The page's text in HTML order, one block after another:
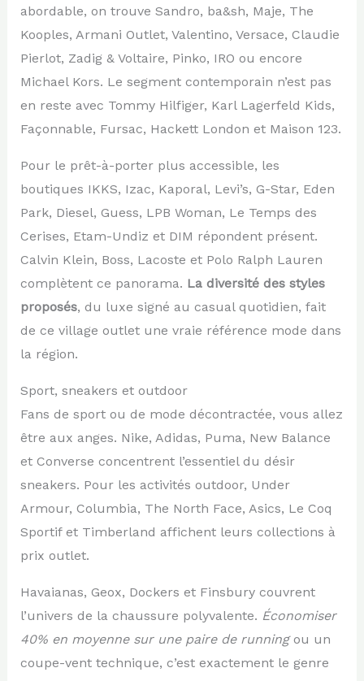
abordable, on trouve Sandro, ba&sh, Maje, The
Kooples, Armani Outlet, Valentino, Versace, Claudie
Pierlot, Zadig & Voltaire, Pinko, IRO ou encore
Michael Kors. Le segment contemporain n’est pas
en reste avec Tommy Hilfiger, Karl Lagerfeld Kids,
Façonnable, Fursac, Hackett London et Maison 123.
Pour le prêt-à-porter plus accessible, les
boutiques IKKS, Izac, Kaporal, Levi’s, G-Star, Eden
Park, Diesel, Guess, LPB Woman, Le Temps des
Cerises, Etam-Undiz et DIM répondent présent.
Calvin Klein, Boss, Lacoste et Polo Ralph Lauren
complètent ce panorama. La diversité des styles
proposés, du luxe signé au casual quotidien, fait
de ce village outlet une vraie référence mode dans
la région.
Sport, sneakers et outdoor
Fans de sport ou de mode décontractée, vous allez
être aux anges. Nike, Adidas, Puma, New Balance
et Converse concentrent l’essentiel du désir
sneakers. Pour les activités outdoor, Under
Armour, Columbia, The North Face, Asics, Le Coq
Sportif et Timberland affichent leurs collections à
prix outlet.
Havaianas, Geox, Dockers et Finsbury couvrent
l’univers de la chaussure polyvalente. Économiser
40% en moyenne sur une paire de runningou un
coupe-vent technique, c’est exactement le genre